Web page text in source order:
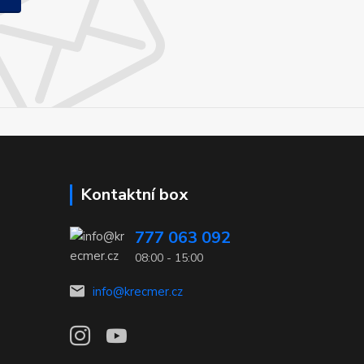
Kontaktní box
777 063 092
08:00 - 15:00
info@krecmer.cz